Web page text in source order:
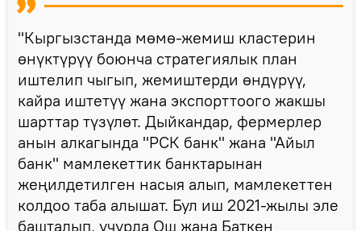
"Кыргызстанда мөмө-жемиш кластерин
өнүктүрүү боюнча стратегиялык план
иштелип чыгып, жемиштерди өндүрүү,
кайра иштетүү жана экспорттоого жакшы
шарттар түзүлөт. Дыйкандар, фермерлер
анын алкагында "РСК банк" жана "Айыл
банк" мамлекеттик банктарынан
жеңилдетилген насыя алып, мамлекеттен
колдоо таба алышат. Бул иш 2021-жылы эле
башталып, учурда Ош жана Баткен